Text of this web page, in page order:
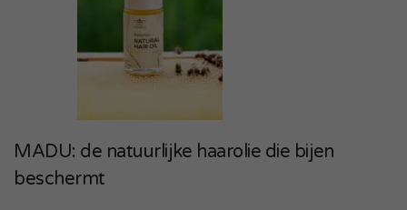
MADU: de natuurlijke haarolie die bijen
beschermt